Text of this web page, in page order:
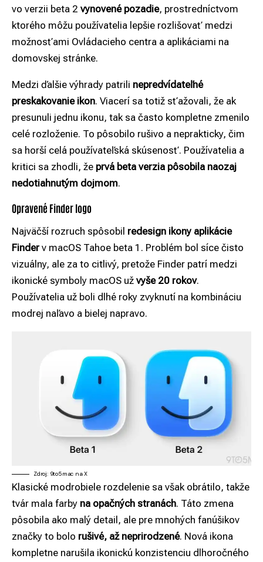
vo verzii beta 2 vynovené pozadie, prostredníctvom
ktorého môžu používatelia lepšie rozlišovať medzi
možnosťami Ovládacieho centra a aplikáciami na
domovskej stránke.
Medzi ďalšie výhrady patrili nepredvídateľné
preskakovanie ikon. Viacerí sa totiž sťažovali, že ak
presunuli jednu ikonu, tak sa často kompletne zmenilo
celé rozloženie. To pôsobilo rušivo a neprakticky, čim
sa horší celá používateľská skúsenosť. Používatelia a
kritici sa zhodli, že prvá beta verzia pôsobila naozaj
nedotiahnutým dojmom.
Opravené Finder logo
Najväčší rozruch spôsobil redesign ikony aplikácie
Finder v macOS Tahoe beta 1. Problém bol síce čisto
vizuálny, ale za to citlivý, pretože Finder patrí medzi
ikonické symboly macOS už vyše 20 rokov.
Používatelia už boli dlhé roky zvyknutí na kombináciu
modrej naľavo a bielej napravo.
Zdroj: 9to5mac na X
Klasické modrobiele rozdelenie sa však obrátilo, takže
tvár mala farby na opačných stranách. Táto zmena
pôsobila ako malý detail, ale pre mnohých fanúšikov
značky to bolo rušivé, až neprirodzené. Nová ikona
kompletne narušila ikonickú konzistenciu dlhoročného